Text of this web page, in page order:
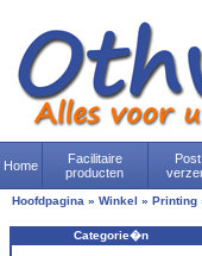
Home
Facilitaire
producten
Hoofdpagina » Winkel » Printing
Categorie�n